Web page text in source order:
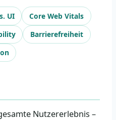
UI
Core Web Vitals
Barrierefreiheit
Nutzererlebnis –